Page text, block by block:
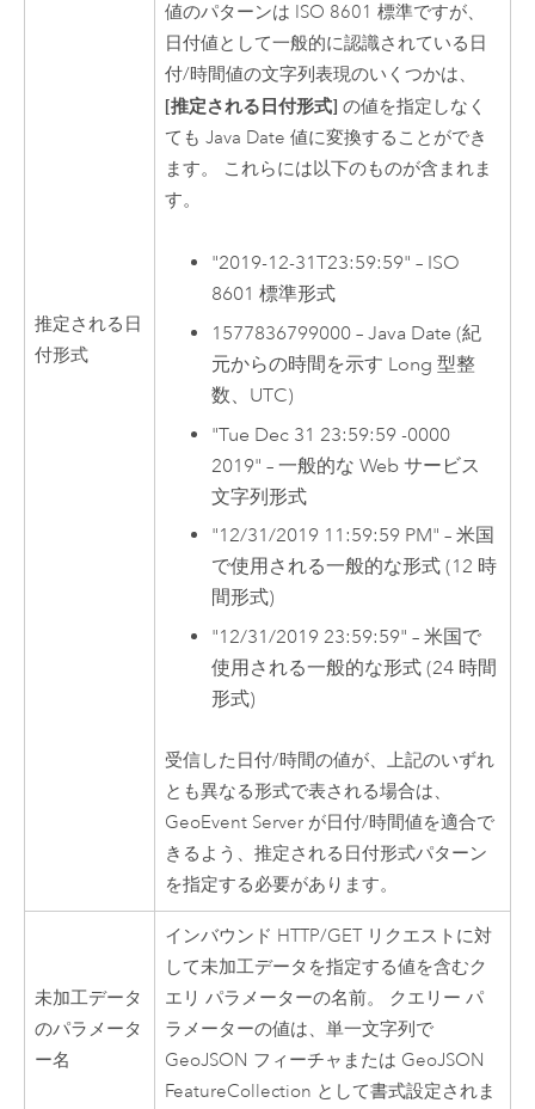
推定される日
付形式
値のパターンは ISO 8601 標準ですが、
日付値として一般的に認識されている日
付/時間値の文字列表現のいくつかは、
[推定される日付形式] の値を指定しなく
てもJava Date 値に変換することができ
ます。 これらには以下のものが含まれま
す。
"2019-12-31T23:59:59" – ISO
8601 標準形式
1577836799000 – Java Date (紀
元からの時間を示す Long 型整
数、UTC)
"Tue Dec 31 23:59:59 -0000
2019" – 一般的な Web サービス
文字列形式
"12/31/2019 11:59:59 PM" – 米国
で使用される一般的な形式 (12 時
間形式)
"12/31/2019 23:59:59" – 米国で
使用される一般的な形式 (24 時間
形式)
受信した日付/時間の値が、上記のいずれ
とも異なる形式で表される場合は、
GeoEvent Server が日付/時間値を適合で
きるよう、推定される日付形式パターン
を指定する必要があります。
未加工データ
のパラメータ
ー名
インバウンド HTTP/GET リクエストに対
して未加工データを指定する値を含むク
エリ パラメーターの名前。 クエリー パ
ラメーターの値は、単一文字列で
GeoJSON フィーチャまたは GeoJSON
FeatureCollection として書式設定されま